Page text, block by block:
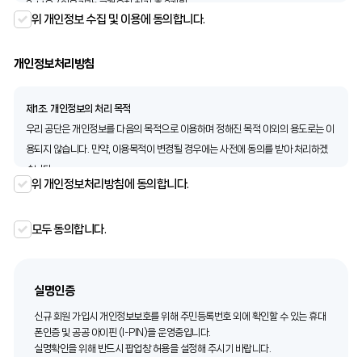
비스를 이용하는 자를 말합니다.
자 및 숫자의 조합을 말합니다.
위하여 선정한 문자, 숫자 및 특수문자의 조합을 말합니다.
6. “게시물”은 회원이 서비스를 이용하면서 게재한 글, 사진, 파일, 관련 링크 및 댓글
등을 말합니다.
제 3 조 (약관의 효력 및 변경)
① 공단은 당 홈페이지에 이 약관의 내용을 회원이 알 수 있도록 당 홈페이지의 초기
수 있도록 할 수 있습니다.
부터 적용일자 전일까지 공지합니다. 다만, 회원에게 불리하게 이 약관의 내용을 변
단은당 홈페이지에 개정 전 내용과 개정 후 내용을 명확하게 비교하여 이용자가 알
기 쉽도록 표시합니다.
3. 보유 / 이용기간: 고객요청 처리 후 3개월
4. 동의를 거부할 수 있으며, 거부시 이용이 제한될 수 있습니다.
위 개인정보 수집 및 이용에 동의합니다.
개인정보처리방침
제1조. 개인정보의 처리 목적
우리 공단은 개인정보를 다음의 목적으로 이용하며 정해진 목적 이외의 용도로는 이
용되지 않습니다. 만약, 이용목적이 변경될 경우에는 사전에 동의를 받아 처리하겠
습니다.
가. 법무보호서비스 수혜대상자 정보 관리
리) 관리
사자 정보 관리
다. 기부회원 정보 관리
법무보호서비스의 활성화를 위한 기금모금에 참여한 기부회원 정보 관리
제2조. 개인정보의 처리내역 및 보유 기간
위 개인정보처리방침에 동의합니다.
모두 동의합니다.
실명인증
신규 회원 가입시 개인정보보호를 위해 주민등록번호 외에 확인할 수 있는 휴대
폰인증 및 공공 아이핀 (I-PIN)을 운영중입니다.
실명확인을 위해 반드시 팝업창 허용을 설정해 주시기 바랍니다.